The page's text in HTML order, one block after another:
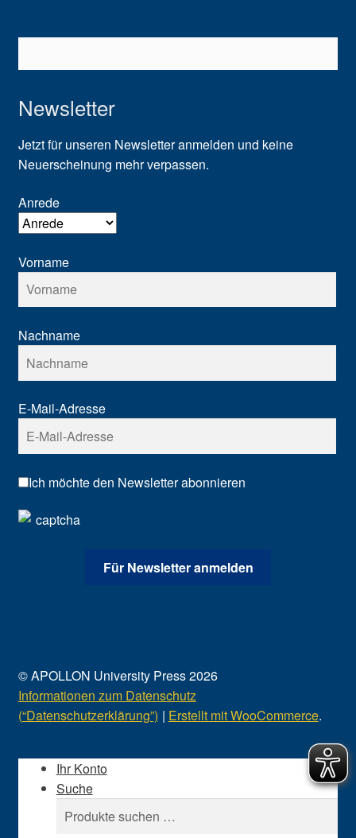
Newsletter
Jetzt für unseren Newsletter anmelden und keine
Neuerscheinung mehr verpassen.
Anrede
Vorname
Nachname
E-Mail-Adresse
Ich möchte den Newsletter abonnieren
© APOLLON University Press 2026
Informationen zum Datenschutz
(“Datenschutzerklärung”)
Erstellt mit WooCommerce.
Ihr Konto
Suche
Suchen
nach:
Suchen